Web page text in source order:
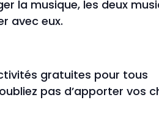
la musique, les deux
avec eux.
gratuites pour tous
pas d’apporter vos